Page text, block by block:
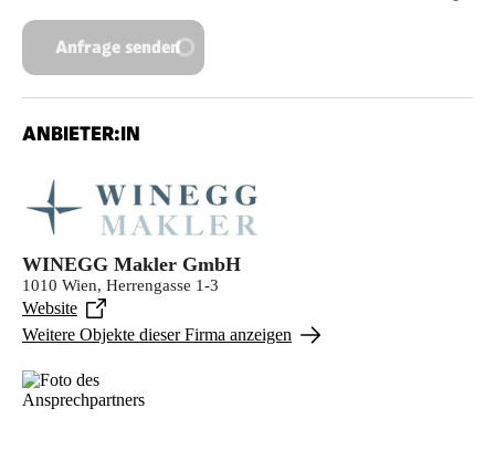
Anfrage senden
ANBIETER:IN
WINEGG Makler GmbH
1010 Wien, Herrengasse 1-3
Website
Weitere Objekte dieser Firma anzeigen